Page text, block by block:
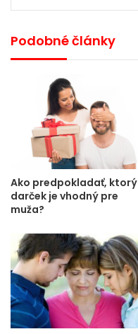
Podobné články
Ako predpokladať, ktorý
darček je vhodný pre
muža?